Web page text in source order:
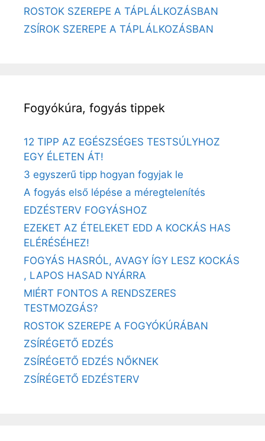
ROSTOK SZEREPE A TÁPLÁLKOZÁSBAN
ZSÍROK SZEREPE A TÁPLÁLKOZÁSBAN
Fogyókúra, fogyás tippek
12 TIPP AZ EGÉSZSÉGES TESTSÚLYHOZ
EGY ÉLETEN ÁT!
3 egyszerű tipp hogyan fogyjak le
A fogyás első lépése a méregtelenítés
EDZÉSTERV FOGYÁSHOZ
EZEKET AZ ÉTELEKET EDD A KOCKÁS HAS
ELÉRÉSÉHEZ!
FOGYÁS HASRÓL, AVAGY ÍGY LESZ KOCKÁS
, LAPOS HASAD NYÁRRA
MIÉRT FONTOS A RENDSZERES
TESTMOZGÁS?
ROSTOK SZEREPE A FOGYÓKÚRÁBAN
ZSÍRÉGETŐ EDZÉS
ZSÍRÉGETŐ EDZÉS NŐKNEK
ZSÍRÉGETŐ EDZÉSTERV